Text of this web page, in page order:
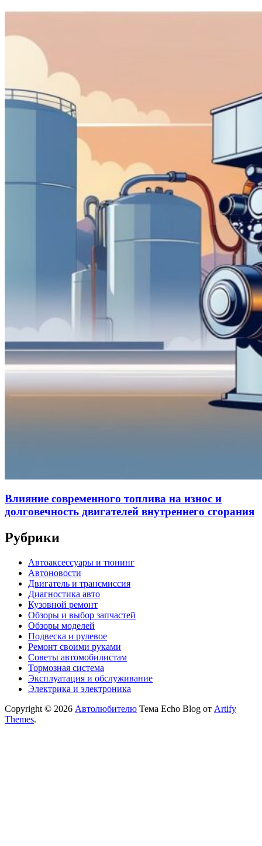
Влияние современного топлива на износ и
долговечность двигателей внутреннего сгорания
Рубрики
Автоаксессуары и тюнинг
Автоновости
Двигатель и трансмиссия
Диагностика авто
Кузовной ремонт
Обзоры и выбор запчастей
Обзоры моделей
Подвеска и рулевое
Ремонт своими руками
Советы автомобилистам
Тормозная система
Эксплуатация и обслуживание
Электрика и электроника
Copyright © 2026 Автолюбителю Тема Echo Blog от Artify
Themes.